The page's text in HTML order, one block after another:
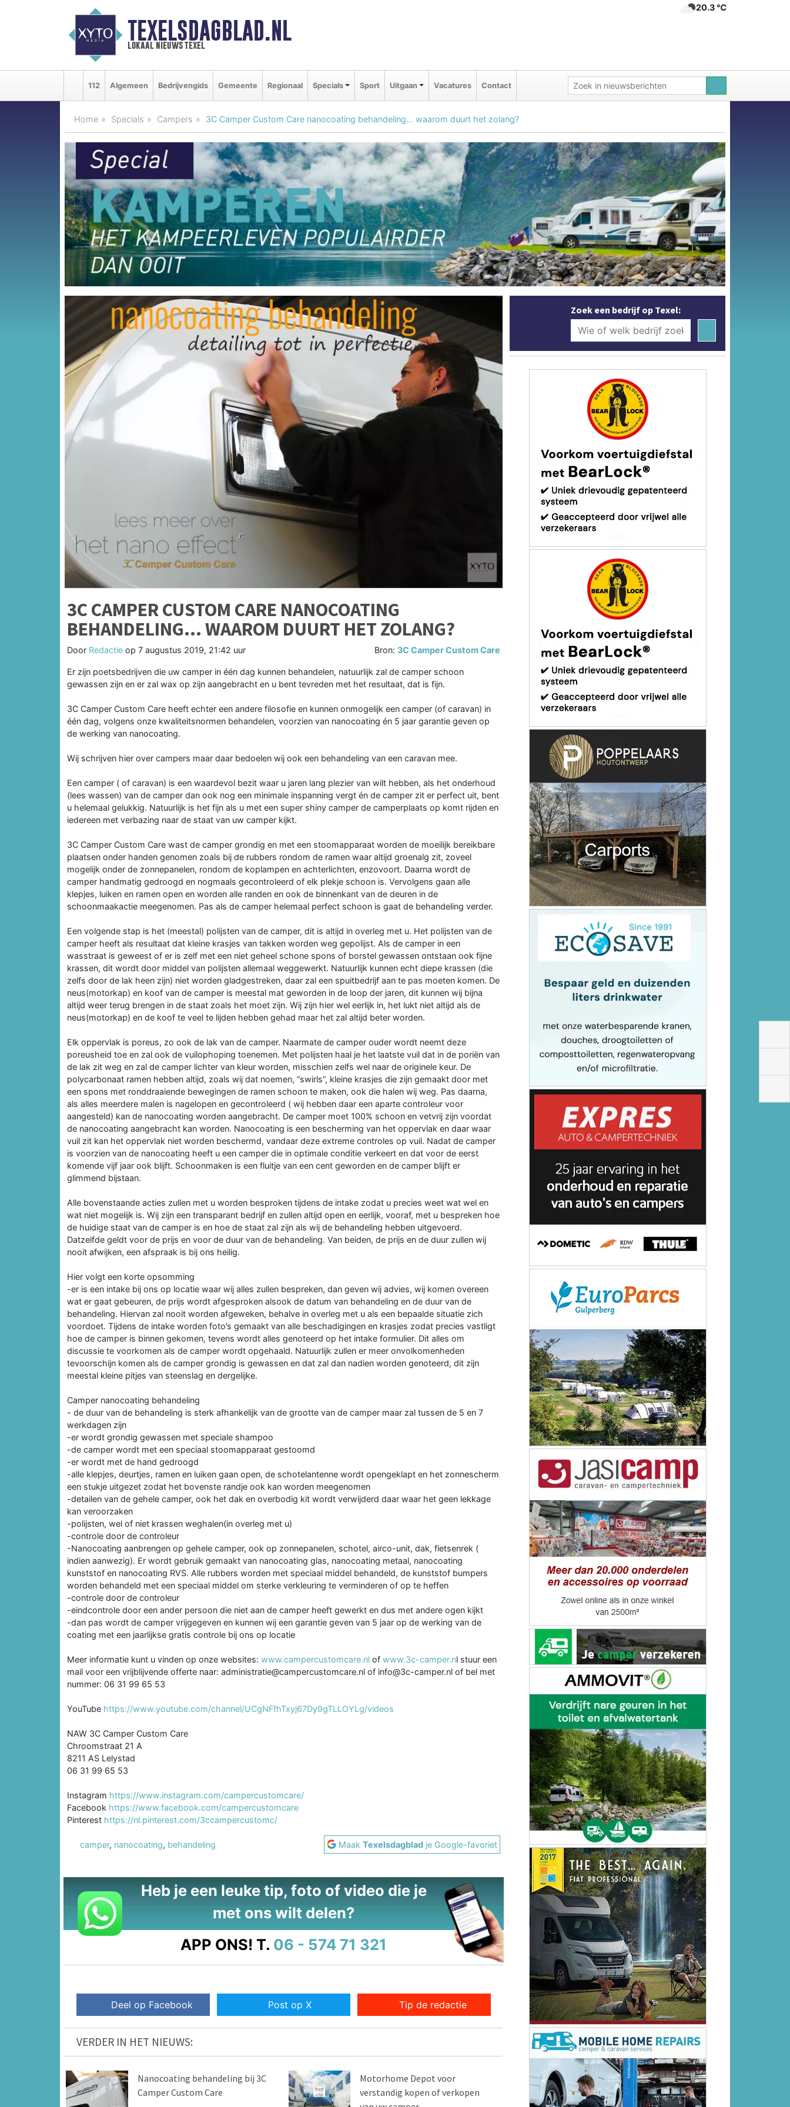
TEXELSDAGBLAD.NL
lokaal nieuws texel
20.3 ℃
112 Algemeen Bedrijvengids Gemeente Regionaal Specials Sport Uitgaan Vacatures Contact
Home Specials Campers 3C Camper Custom Care nanocoating behandeling… waarom duurt het zolang?
3C CAMPER CUSTOM CARE NANOCOATING
BEHANDELING… WAAROM DUURT HET ZOLANG?
Door Redactie op 7 augustus 2019, 21:42 uur Bron:3C Camper Custom Care
Er zijn poetsbedrijven die uw camper in één dag kunnen behandelen, natuurlijk zal de camper schoon
gewassen zijn en er zal wax op zijn aangebracht en u bent tevreden met het resultaat, dat is fijn.
3C Camper Custom Care heeft echter een andere filosofie en kunnen onmogelijk een camper (of caravan) in
één dag, volgens onze kwaliteitsnormen behandelen, voorzien van nanocoating én 5 jaar garantie geven op
de werking van nanocoating.
Wij schrijven hier over campers maar daar bedoelen wij ook een behandeling van een caravan mee.
Een camper ( of caravan) is een waardevol bezit waar u jaren lang plezier van wilt hebben, als het onderhoud
(lees wassen) van de camper dan ook nog een minimale inspanning vergt én de camper zit er perfect uit, bent
u helemaal gelukkig. Natuurlijk is het fijn als u met een super shiny camper de camperplaats op komt rijden en
iedereen met verbazing naar de staat van uw camper kijkt.
3C Camper Custom Care wast de camper grondig en met een stoomapparaat worden de moeilijk bereikbare
plaatsen onder handen genomen zoals bij de rubbers rondom de ramen waar altijd groenalg zit, zoveel
mogelijk onder de zonnepanelen, rondom de koplampen en achterlichten, enzovoort. Daarna wordt de
camper handmatig gedroogd en nogmaals gecontroleerd of elk plekje schoon is. Vervolgens gaan alle
klepjes, luiken en ramen open en worden alle randen en ook de binnenkant van de deuren in de
schoonmaakactie meegenomen. Pas als de camper helemaal perfect schoon is gaat de behandeling verder.
Een volgende stap is het (meestal) polijsten van de camper, dit is altijd in overleg met u. Het polijsten van de
camper heeft als resultaat dat kleine krasjes van takken worden weg gepolijst. Als de camper in een
wasstraat is geweest of er is zelf met een niet geheel schone spons of borstel gewassen ontstaan ook fijne
krassen, dit wordt door middel van polijsten allemaal weggewerkt. Natuurlijk kunnen echt diepe krassen (die
zelfs door de lak heen zijn) niet worden gladgestreken, daar zal een spuitbedrijf aan te pas moeten komen. De
neus(motorkap) en koof van de camper is meestal mat geworden in de loop der jaren, dit kunnen wij bijna
altijd weer terug brengen in de staat zoals het moet zijn. Wij zijn hier wel eerlijk in, het lukt niet altijd als de
neus(motorkap) en de koof te veel te lijden hebben gehad maar het zal altijd beter worden.
Elk oppervlak is poreus, zo ook de lak van de camper. Naarmate de camper ouder wordt neemt deze
poreusheid toe en zal ook de vuilophoping toenemen. Met polijsten haal je het laatste vuil dat in de poriën van
de lak zit weg en zal de camper lichter van kleur worden, misschien zelfs wel naar de originele keur. De
polycarbonaat ramen hebben altijd, zoals wij dat noemen, “swirls”, kleine krasjes die zijn gemaakt door met
een spons met ronddraaiende bewegingen de ramen schoon te maken, ook die halen wij weg. Pas daarna,
als alles meerdere malen is nagelopen en gecontroleerd ( wij hebben daar een aparte controleur voor
aangesteld) kan de nanocoating worden aangebracht. De camper moet 100% schoon en vetvrij zijn voordat
de nanocoating aangebracht kan worden. Nanocoating is een bescherming van het oppervlak en daar waar
vuil zit kan het oppervlak niet worden beschermd, vandaar deze extreme controles op vuil. Nadat de camper
is voorzien van de nanocoating heeft u een camper die in optimale conditie verkeert en dat voor de eerst
komende vijf jaar ook blijft. Schoonmaken is een fluitje van een cent geworden en de camper blijft er
glimmend bijstaan.
Alle bovenstaande acties zullen met u worden besproken tijdens de intake zodat u precies weet wat wel en
wat niet mogelijk is. Wij zijn een transparant bedrijf en zullen altijd open en eerlijk, vooraf, met u bespreken hoe
de huidige staat van de camper is en hoe de staat zal zijn als wij de behandeling hebben uitgevoerd.
Datzelfde geldt voor de prijs en voor de duur van de behandeling. Van beiden, de prijs en de duur zullen wij
nooit afwijken, een afspraak is bij ons heilig.
Hier volgt een korte opsomming
-er is een intake bij ons op locatie waar wij alles zullen bespreken, dan geven wij advies, wij komen overeen
wat er gaat gebeuren, de prijs wordt afgesproken alsook de datum van behandeling en de duur van de
behandeling. Hiervan zal nooit worden afgeweken, behalve in overleg met u als een bepaalde situatie zich
voordoet. Tijdens de intake worden foto’s gemaakt van alle beschadigingen en krasjes zodat precies vastligt
hoe de camper is binnen gekomen, tevens wordt alles genoteerd op het intake formulier. Dit alles om
discussie te voorkomen als de camper wordt opgehaald. Natuurlijk zullen er meer onvolkomenheden
tevoorschijn komen als de camper grondig is gewassen en dat zal dan nadien worden genoteerd, dit zijn
meestal kleine pitjes van steenslag en dergelijke.
Camper nanocoating behandeling
- de duur van de behandeling is sterk afhankelijk van de grootte van de camper maar zal tussen de 5 en 7
werkdagen zijn
-er wordt grondig gewassen met speciale shampoo
-de camper wordt met een speciaal stoomapparaat gestoomd
-er wordt met de hand gedroogd
-alle klepjes, deurtjes, ramen en luiken gaan open, de schotelantenne wordt opengeklapt en het zonnescherm
een stukje uitgezet zodat het bovenste randje ook kan worden meegenomen
-detailen van de gehele camper, ook het dak en overbodig kit wordt verwijderd daar waar het geen lekkage
kan veroorzaken
-polijsten, wel of niet krassen weghalen(in overleg met u)
-controle door de controleur
-Nanocoating aanbrengen op gehele camper, ook op zonnepanelen, schotel, airco-unit, dak, fietsenrek (
indien aanwezig). Er wordt gebruik gemaakt van nanocoating glas, nanocoating metaal, nanocoating
kunststof en nanocoating RVS. Alle rubbers worden met speciaal middel behandeld, de kunststof bumpers
worden behandeld met een speciaal middel om sterke verkleuring te verminderen of op te heffen
-controle door de controleur
-eindcontrole door een ander persoon die niet aan de camper heeft gewerkt en dus met andere ogen kijkt
-dan pas wordt de camper vrijgegeven en kunnen wij een garantie geven van 5 jaar op de werking van de
coating met een jaarlijkse gratis controle bij ons op locatie
Meer informatie kunt u vinden op onze websites: www.campercustomcare.nl of www.3c-camper.nl stuur een
mail voor een vrijblijvende offerte naar: administratie@campercustomcare.nl of info@3c-camper.nl of bel met
nummer: 06 31 99 65 53
YouTube https://www.youtube.com/channel/UCgNFfhTxyj67Dy9gTLLOYLg/videos
NAW 3C Camper Custom Care
Chroomstraat 21 A
8211 AS Lelystad
06 31 99 65 53
Instagram https://www.instagram.com/campercustomcare/
Facebook https://www.facebook.com/campercustomcare
Pinterest https://nl.pinterest.com/3ccampercustomc/
camper, nanocoating, behandeling MaakTexelsdagblad je Google-favoriet
Heb je een leuke tip, foto of video die je
met ons wilt delen?
APP ONS! T. 06 - 574 71 321
Deel op Facebook Post op X Tip de redactie
VERDER IN HET NIEUWS:
Nanocoating behandeling bij 3C
Camper Custom Care
Motorhome Depot voor
verstandig kopen of verkopen
Zoek een bedrijf op Texel: